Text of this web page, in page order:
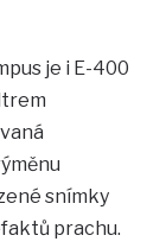
je i E-400
snímky
prachu.